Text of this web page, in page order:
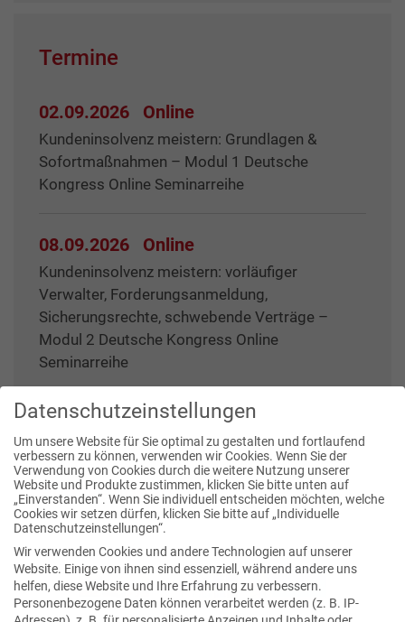
Termine
02.09.2026 Online
Kundeninsolvenz meistern: Grundlagen &
Sofortmaßnahmen – Modul 1 Deutsche
Kongress Online Seminarreihe
08.09.2026 Online
Kundeninsolvenz meistern: vorläufiger
Verwalter, Forderungsanmeldung,
Sicherungsrechte, schwebende Verträge –
Modul 2 Deutsche Kongress Online
Seminarreihe
Publikationen
Datenschutzeinstellungen
Um unsere Website für Sie optimal zu gestalten und fortlaufend
verbessern zu können, verwenden wir Cookies. Wenn Sie der
Verwendung von Cookies durch die weitere Nutzung unserer
Website und Produkte zustimmen, klicken Sie bitte unten auf
„Einverstanden“. Wenn Sie individuell entscheiden möchten, welche
Cookies wir setzen dürfen, klicken Sie bitte auf „Individuelle
Datenschutzeinstellungen“.
Wir verwenden Cookies und andere Technologien auf unserer
Website. Einige von ihnen sind essenziell, während andere uns
helfen, diese Website und Ihre Erfahrung zu verbessern.
Personenbezogene Daten können verarbeitet werden (z. B. IP-